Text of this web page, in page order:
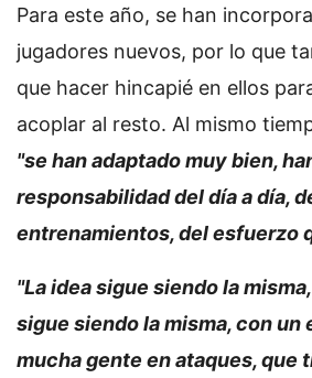
Para este año, se han
jugadores nuevos, por lo que
que hacer hincapié en ellos
acoplar al resto. Al mismo
"se han adaptado muy bien,
responsabilidad del día a día,
entrenamientos, del esfuerzo
"La idea sigue siendo la
sigue siendo la misma, con un
mucha gente en ataques, que